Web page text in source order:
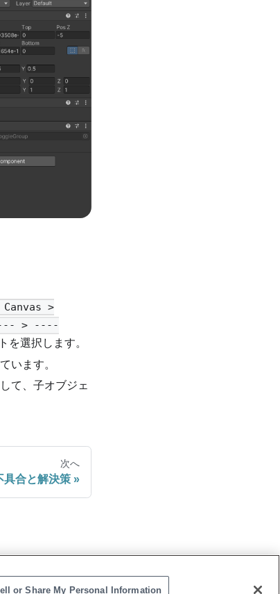
>
> ----
を選択します。
います。
て、子オブジェ
次へ
具合と解決策
or Share My Personal Information